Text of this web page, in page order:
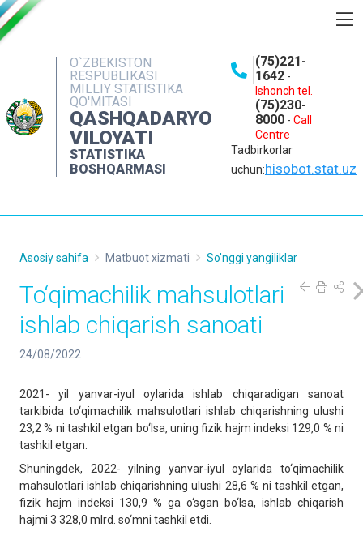
O`ZBEKISTON
RESPUBLIKASI
MILLIY STATISTIKA
QO'MITASI
QASHQADARYO
VILOYATI
STATISTIKA
BOSHQARMASI
(75)221-
1642 -
Ishonch tel.
(75)230-
8000 - Call
Centre
Tadbirkorlar
uchun:hisobot.stat.uz
OCHIQ MA'LUMOTLAR
NASHRLAR
INTERAKTIV XIZMATLAR
MATBUOT XIZMATI
KONTAKTLAR
Asosiy sahifa Matbuot xizmati So'nggi yangiliklar
To‘qimachilik mahsulotlari
ishlab chiqarish sanoati
24/08/2022
2021- yil yanvar-iyul oylarida ishlab chiqaradigan sanoat
tarkibida to‘qimachilik mahsulotlari ishlab chiqarishning ulushi
23,2 % ni tashkil etgan bo‘lsa, uning fizik hajm indeksi 129,0 % ni
tashkil etgan.
Shuningdek, 2022- yilning yanvar-iyul oylarida to‘qimachilik
mahsulotlari ishlab chiqarishning ulushi 28,6 % ni tashkil etgan,
fizik hajm indeksi 130,9 % ga o‘sgan bo‘lsa, ishlab chiqarish
hajmi 3 328,0 mlrd. so‘mni tashkil etdi.